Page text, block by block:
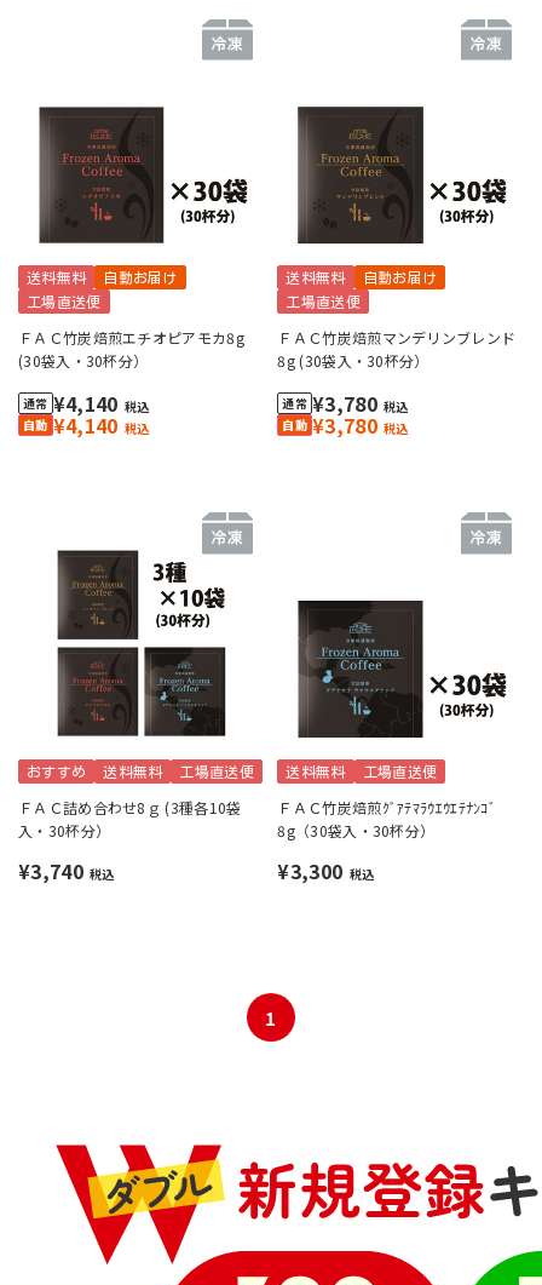
送料無料
自動お届け
工場直送便
ＦＡＣ竹炭焙煎エチオピアモカ8g
(30袋入・30杯分）
¥4,140 税込
¥4,140 税込
送料無料
自動お届け
工場直送便
ＦＡＣ竹炭焙煎マンデリンブレンド
8g (30袋入・30杯分）
¥3,780 税込
¥3,780 税込
おすすめ 送料無料 工場直送便
ＦＡＣ詰め合わせ8ｇ (3種各10袋
入・30杯分）
¥3,740 税込
送料無料 工場直送便
ＦＡＣ竹炭焙煎ｸﾞｱﾃﾏﾗｳｴｳｴﾃﾅﾝｺﾞ
8g（30袋入・30杯分）
¥3,300 税込
1